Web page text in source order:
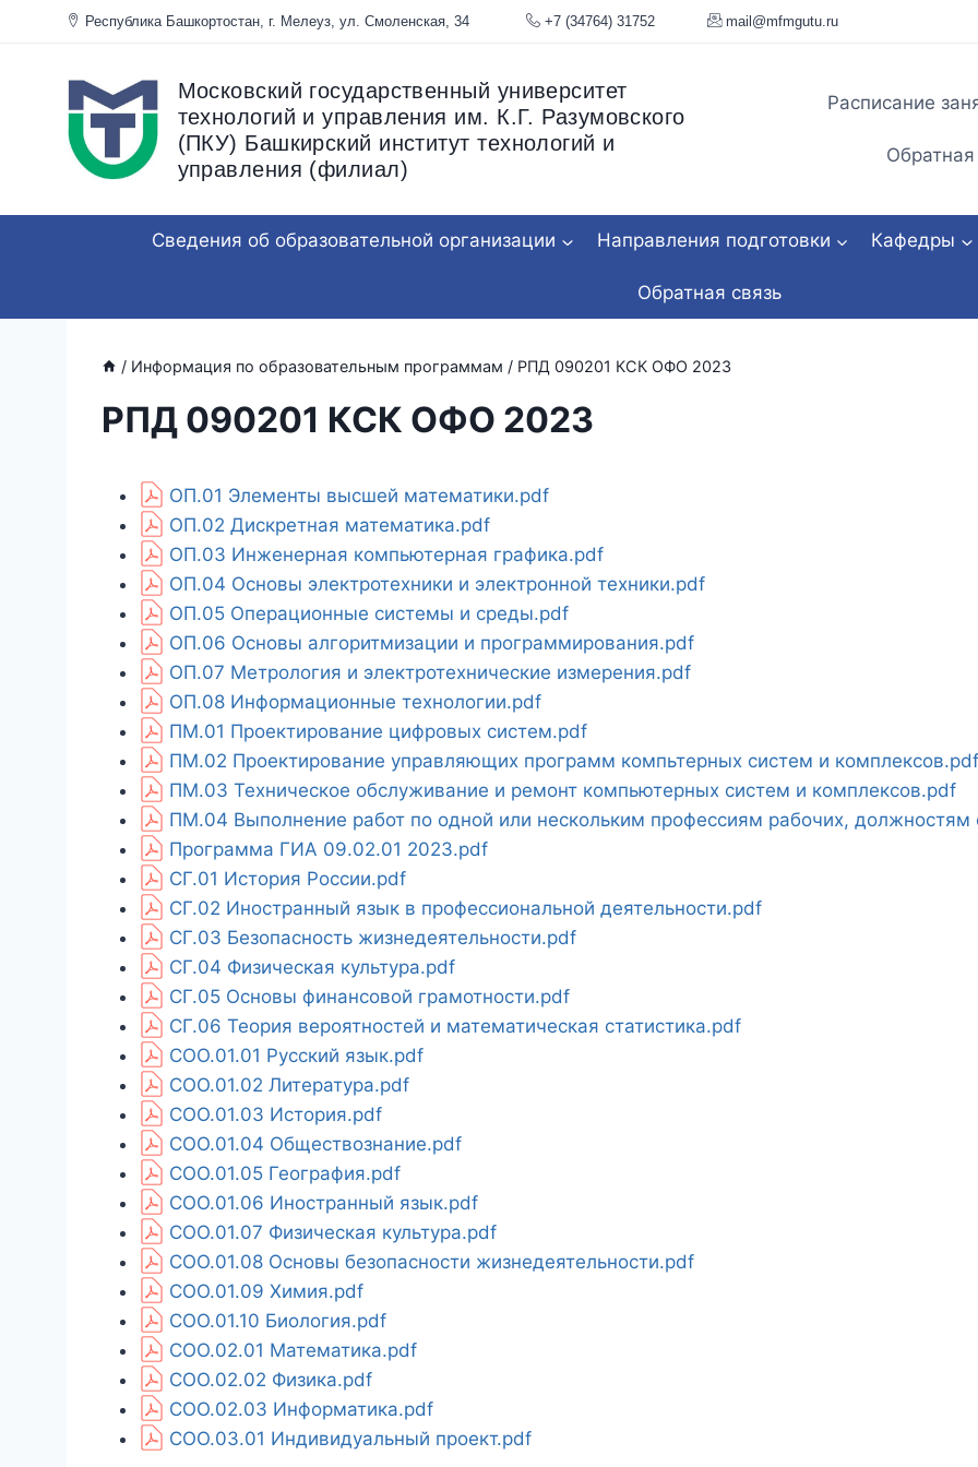
Перейти
Республика Башкортостан, г. Мелеуз, ул. Смоленская, 34 +7 (34764) 31752
Московский государственный университет
технологий и управления им. К.Г. Разумовского
(ПКУ) Башкирский институт технологий и
управления (филиал)
Расписание
Обратная
Сведения об образовательной организации Направления подготовки Кафедры
Обратная связь
/ Информация по образовательным программам / РПД 090201 КСК ОФО 2023
РПД 090201 КСК ОФО 2023
ОП.01 Элементы высшей математики.pdf
ОП.02 Дискретная математика.pdf
ОП.03 Инженерная компьютерная графика.pdf
ОП.04 Основы электротехники и электронной техники.pdf
ОП.05 Операционные системы и среды.pdf
ОП.06 Основы алгоритмизации и программирования.pdf
ОП.07 Метрология и электротехнические измерения.pdf
ОП.08 Информационные технологии.pdf
ПМ.01 Проектирование цифровых систем.pdf
ПМ.02 Проектирование управляющих программ компьтерных систем и комплексов.pdf
ПМ.03 Техническое обслуживание и ремонт компьютерных систем и комплексов.pdf
ПМ.04 Выполнение работ по одной или нескольким профессиям рабочих,
Программа ГИА 09.02.01 2023.pdf
СГ.01 История России.pdf
СГ.02 Иностранный язык в профессиональной деятельности.pdf
СГ.03 Безопасность жизнедеятельности.pdf
СГ.04 Физическая культура.pdf
СГ.05 Основы финансовой грамотности.pdf
СГ.06 Теория вероятностей и математическая статистика.pdf
СОО.01.01 Русский язык.pdf
СОО.01.02 Литература.pdf
СОО.01.03 История.pdf
СОО.01.04 Обществознание.pdf
СОО.01.05 География.pdf
СОО.01.06 Иностранный язык.pdf
СОО.01.07 Физическая культура.pdf
СОО.01.08 Основы безопасности жизнедеятельности.pdf
СОО.01.09 Химия.pdf
СОО.01.10 Биология.pdf
СОО.02.01 Математика.pdf
СОО.02.02 Физика.pdf
СОО.02.03 Информатика.pdf
СОО.03.01 Индивидуальный проект.pdf